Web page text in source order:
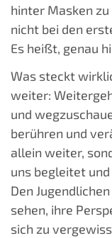
hinter Masken
nicht bei den
Es heißt, genau
Was steckt
weiter:
und
berühren und
allein weiter,
uns begleitet
Den
sehen, ihre
sich zu